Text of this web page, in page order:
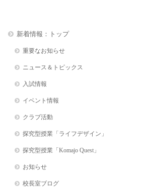
新着情報：トップ
重要なお知らせ
ニュース＆トピックス
入試情報
イベント情報
クラブ活動
探究型授業「ライフデザイン」
探究型授業「Komajo Quest」
お知らせ
校長室ブログ